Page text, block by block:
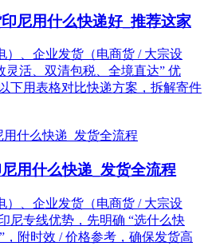
尼用什么快递好_推荐这家
）、企业发货（电商货 / 大宗设
灵活、双清包税、全境直达” 优
下用表格对比快递方案，拆解寄件
用什么快递_发货全流程
）、企业发货（电商货 / 大宗设
尼专线优势，先明确 “选什么快
，附时效 / 价格参考，确保发货高